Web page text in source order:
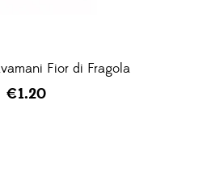
Fior di Fragola
€1.20